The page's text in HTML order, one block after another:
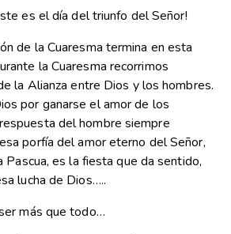
es el día del triunfo del Señor!
de la Cuaresma termina en esta
la Cuaresma recorrimos
la Alianza entre Dios y los hombres.
por ganarse el amor de los
del hombre siempre
porfía del amor eterno del Señor,
Pascua, es la fiesta que da sentido,
lucha de Dios…..
más que todo…